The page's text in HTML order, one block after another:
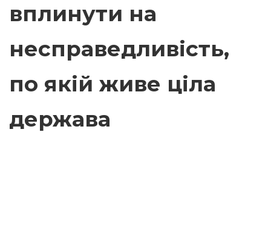
вплинути на
несправедливість,
по якій живе ціла
держава